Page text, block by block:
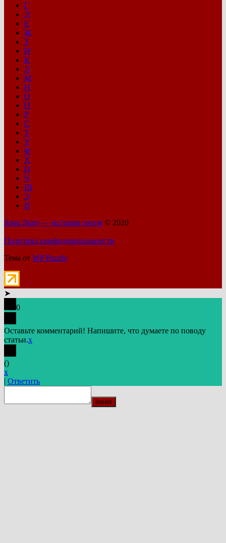
Г
Д
Е
Ж
З
И
К
Л
М
Н
О
П
Р
С
Т
У
Ф
Х
Ц
Ч
Ш
Э
Я
Song Story — истории песен © 2026
Политика конфиденциальности
Тема от WP Puzzle
➤
0
Оставьте комментарий! Напишите, что думаете по поводу
статьи.x
()
x
| Ответить
Insert